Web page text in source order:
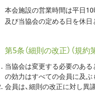
本会施設の営業時間は平日10
及び当協会の定める日を休日
第5条（細則の改正）（規約
当協会は変更する必要のある
の効力はすべての会員に及ぶ
会員は、細則の改正に対し異